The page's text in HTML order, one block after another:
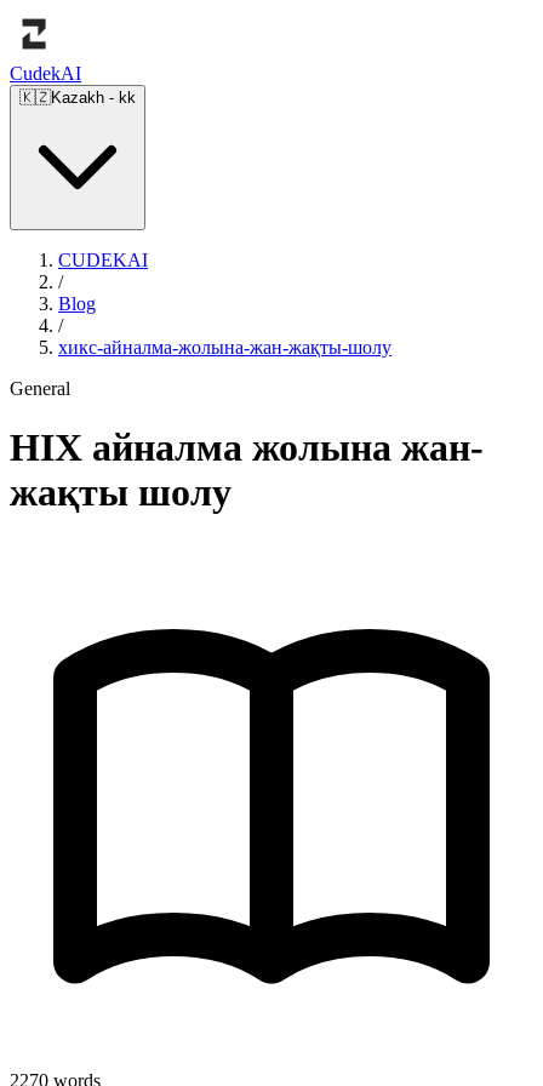
CudekAI
🇰🇿Kazakh - kk
CUDEKAI
/
Blog
/
хикс-айналма-жолына-жан-жақты-шолу
General
HIX айналма жолына жан-
жақты шолу
2270 words